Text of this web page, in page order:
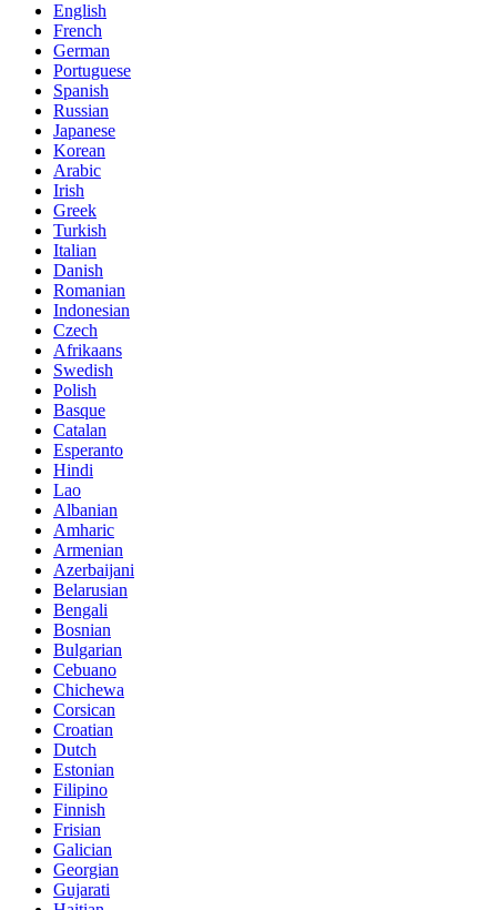
English
French
German
Portuguese
Spanish
Russian
Japanese
Korean
Arabic
Irish
Greek
Turkish
Italian
Danish
Romanian
Indonesian
Czech
Afrikaans
Swedish
Polish
Basque
Catalan
Esperanto
Hindi
Lao
Albanian
Amharic
Armenian
Azerbaijani
Belarusian
Bengali
Bosnian
Bulgarian
Cebuano
Chichewa
Corsican
Croatian
Dutch
Estonian
Filipino
Finnish
Frisian
Galician
Georgian
Gujarati